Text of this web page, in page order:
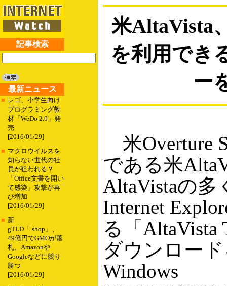
記事検索
最新ニュース
■ レゴ、小学生向け
プログラミング教
材「WeDo 2.0」発
売
[2016/01/29]
■ マクロウイルスを
知らない世代の社
員が狙われる？
「Office文書を開い
て感染」攻撃が再
び増加
[2016/01/29]
■ 新
gTLD「.shop」、
49億円でGMOが落
札、Amazonや
Googleなどに競り
勝つ
[2016/01/29]
米AltaVista
を利用でき
ー
米Overture
である米
AltaVistaの多
Internet
る「AltaVista
ダウンロー
Windows